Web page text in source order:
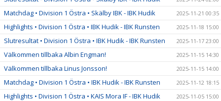
Matchdag • Division 1 Östra • Skälby IBK - IBK Hudik 2025-11-21 00:35
Highlights • Division 1 Östra • IBK Hudik - IBK Runsten 2025-11-18 15:00
Slutresultat • Division 1 Östra • IBK Hudik - IBK Runsten 2025-11-17 23:00
Välkommen tillbaka Albin Engman! 2025-11-15 14:30
Välkommen tillbaka Linus Jonsson! 2025-11-15 14:00
Matchdag • Division 1 Östra • IBK Hudik - IBK Runsten 2025-11-12 18:15
Highlights • Division 1 Östra • KAIS Mora IF - IBK Hudik 2025-11-05 15:00